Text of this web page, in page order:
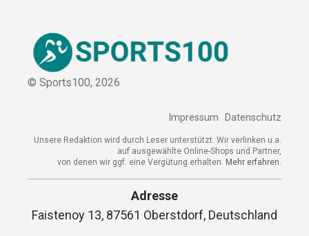
© Sports100, 2026
Impressum Datenschutz
Unsere Redaktion wird durch Leser unterstützt. Wir verlinken u.a.
auf ausgewählte Online-Shops und Partner,
von denen wir ggf. eine Vergütung erhalten. Mehr erfahren.
Adresse
Faistenoy 13, 87561 Oberstdorf, Deutschland